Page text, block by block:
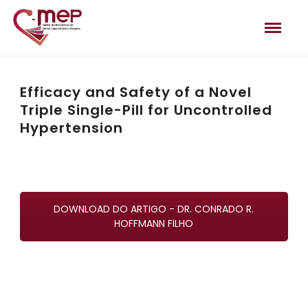
Efficacy and Safety of a Novel
Triple Single-Pill for Uncontrolled
Hypertension
DOWNLOAD DO ARTIGO - DR. CONRADO R.
HOFFMANN FILHO